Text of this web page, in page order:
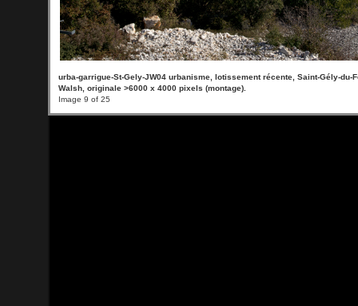
urba-garrigue-St-Gely-JW04 urbanisme, lotissement récente, Saint-Gély-du-
Walsh, originale >6000 x 4000 pixels (montage).
Image 9 of 25